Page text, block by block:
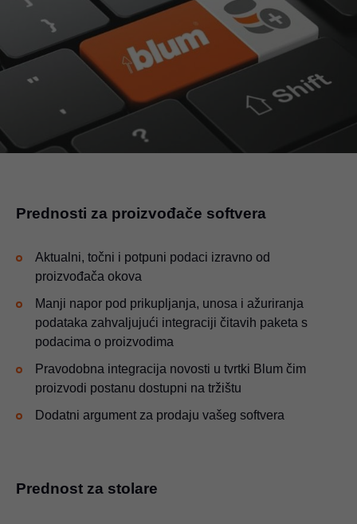
Prednosti za proizvođače softvera
Aktualni, točni i potpuni podaci izravno od
proizvođača okova
Manji napor pod prikupljanja, unosa i ažuriranja
podataka zahvaljujući integraciji čitavih paketa s
podacima o proizvodima
Pravodobna integracija novosti u tvrtki Blum čim
proizvodi postanu dostupni na tržištu
Dodatni argument za prodaju vašeg softvera
Prednost za stolare